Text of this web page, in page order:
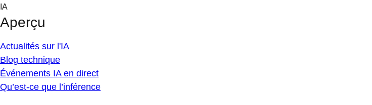
Skip
content
IA
Aperçu
Actualités sur l'IA
Blog technique
Événements IA en direct
Qu’est-ce que l’inférence